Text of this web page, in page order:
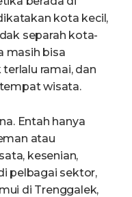
kota kecil,
separah kota-
masih bisa
ramai, dan
wisata.
Entah hanya
atau
kesenian,
pelbagai sektor,
di Trenggalek,